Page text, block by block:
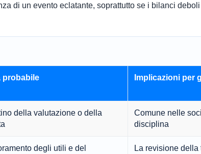
di un evento eclatante, soprattutto se i bilanci
probabile Implicazioni per
della valutazione o della
Comune nelle
disciplina
degli utili e del
La revisione